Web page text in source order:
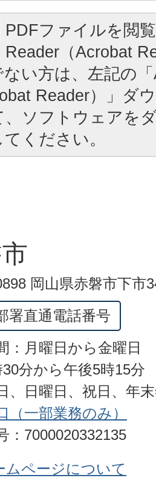
PDFファイルを閲
Reader（Acrobat
い方は、左記の
Reader）」ダ
、ソフトウェアを
ください。
岡山県赤磐市下市
署直通電話番号
：月曜日から金曜日
分から午後5時15分
、日曜日、祝日、年
（一部業務のみ）
：7000020332135
ムページについて